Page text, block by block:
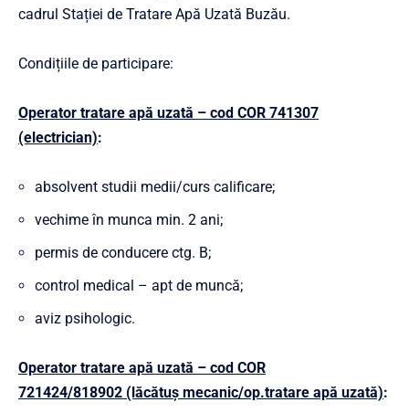
cadrul Stației de Tratare Apă Uzată Buzău.
Condițiile de participare:
Operator tratare apă uzată – cod COR 741307
(electrician):
absolvent studii medii/curs calificare;
vechime în munca min. 2 ani;
permis de conducere ctg. B;
control medical – apt de muncă;
aviz psihologic.
Operator tratare apă uzată – cod COR
721424/818902 (lăcătuș mecanic/op.tratare apă uzată):